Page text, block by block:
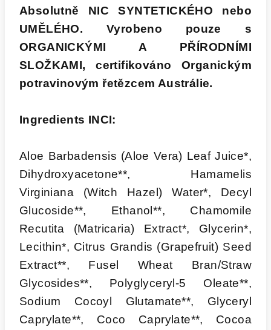
Absolutně NIC SYNTETICKÉHO nebo
UMĚLÉHO. Vyrobeno pouze s
ORGANICKÝMI A PŘÍRODNÍMI
SLOŽKAMI, certifikováno Organickým
potravinovým řetězcem Austrálie.
Ingredients INCI:
Aloe Barbadensis (Aloe Vera) Leaf Juice*,
Dihydroxyacetone**, Hamamelis
Virginiana (Witch Hazel) Water*, Decyl
Glucoside**, Ethanol**, Chamomile
Recutita (Matricaria) Extract*, Glycerin*,
Lecithin*, Citrus Grandis (Grapefruit) Seed
Extract**, Fusel Wheat Bran/Straw
Glycosides**, Polyglyceryl-5 Oleate**,
Sodium Cocoyl Glutamate**, Glyceryl
Caprylate**, Coco Caprylate**, Cocoa